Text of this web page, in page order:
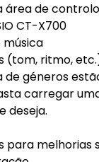
área de
CT-X700
música
(tom, ritmo,
de géneros
carregar
deseja.
para melhorias